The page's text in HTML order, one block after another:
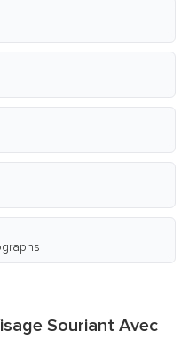
Souriant Avec